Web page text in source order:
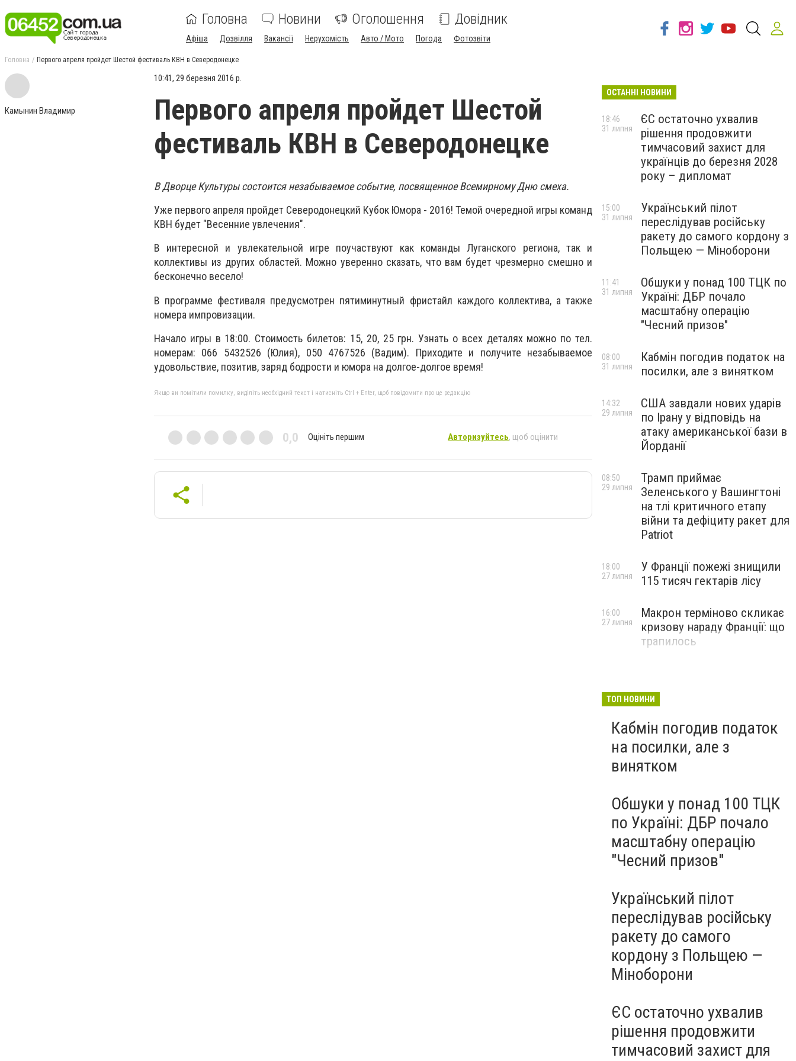
Головна Новини Оголошення Довідник
Афіша Дозвілля Вакансії Нерухомість Авто / Мото Погода Фотозвіти
Головна Первого апреля пройдет Шестой фестиваль КВН в Северодонецке
Камынин Владимир
10:41, 29 березня 2016 р.
Первого апреля пройдет Шестой
фестиваль КВН в Северодонецке
В Дворце Культуры состоится незабываемое событие, посвященное Всемирному Дню смеха.
Уже первого апреля пройдет Северодонецкий Кубок Юмора - 2016! Темой очередной игры команд
КВН будет "Весенние увлечения".
В интересной и увлекательной игре поучаствуют как команды Луганского региона, так и
коллективы из других областей. Можно уверенно сказать, что вам будет чрезмерно смешно и
бесконечно весело!
В программе фестиваля предусмотрен пятиминутный фристайл каждого коллектива, а также
номера импровизации.
Начало игры в 18:00. Стоимость билетов: 15, 20, 25 грн. Узнать о всех деталях можно по тел.
номерам: 066 5432526 (Юлия), 050 4767526 (Вадим). Приходите и получите незабываемое
удовольствие, позитив, заряд бодрости и юмора на долгое-долгое время!
Якщо ви помітили помилку, виділіть необхідний текст і натисніть Ctrl + Enter, щоб повідомити про це редакцію
0,0 Оцініть першим Авторизуйтесь, щоб оцінити
ОСТАННІ НОВИНИ
ЄС остаточно ухвалив
рішення продовжити
тимчасовий захист для
українців до березня 2028
року – дипломат
18:46
31 липня
Український пілот
переслідував російську
ракету до самого кордону з
Польщею — Міноборони
15:00
31 липня
Обшуки у понад 100 ТЦК по
Україні: ДБР почало
масштабну операцію
"Чесний призов"
11:41
31 липня
Кабмін погодив податок на
посилки, але з винятком
08:00
31 липня
США завдали нових ударів
по Ірану у відповідь на
атаку американської бази в
Йорданії
14:32
29 липня
Трамп приймає
Зеленського у Вашингтоні
на тлі критичного етапу
війни та дефіциту ракет для
Patriot
08:50
29 липня
У Франції пожежі знищили
115 тисяч гектарів лісу
18:00
27 липня
Макрон терміново скликає
кризову нараду Франції: що
трапилось
16:00
27 липня
ТОП НОВИНИ
Кабмін погодив податок
на посилки, але з
винятком
Обшуки у понад 100 ТЦК
по Україні: ДБР почало
масштабну операцію
"Чесний призов"
Український пілот
переслідував російську
ракету до самого
кордону з Польщею —
Міноборони
ЄС остаточно ухвалив
рішення продовжити
тимчасовий захист для